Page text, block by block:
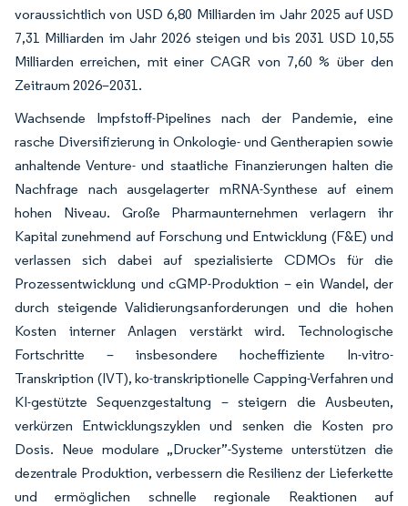
voraussichtlich von USD 6,80 Milliarden im Jahr 2025 auf USD
7,31 Milliarden im Jahr 2026 steigen und bis 2031 USD 10,55
Milliarden erreichen, mit einer CAGR von 7,60 % über den
Zeitraum 2026–2031.
Wachsende Impfstoff-Pipelines nach der Pandemie, eine
rasche Diversifizierung in Onkologie- und Gentherapien sowie
anhaltende Venture- und staatliche Finanzierungen halten die
Nachfrage nach ausgelagerter mRNA-Synthese auf einem
hohen Niveau. Große Pharmaunternehmen verlagern ihr
Kapital zunehmend auf Forschung und Entwicklung (F&E) und
verlassen sich dabei auf spezialisierte CDMOs für die
Prozessentwicklung und cGMP-Produktion – ein Wandel, der
durch steigende Validierungsanforderungen und die hohen
Kosten interner Anlagen verstärkt wird. Technologische
Fortschritte – insbesondere hocheffiziente In-vitro-
Transkription (IVT), ko-transkriptionelle Capping-Verfahren und
KI-gestützte Sequenzgestaltung – steigern die Ausbeuten,
verkürzen Entwicklungszyklen und senken die Kosten pro
Dosis. Neue modulare „Drucker”-Systeme unterstützen die
dezentrale Produktion, verbessern die Resilienz der Lieferkette
und ermöglichen schnelle regionale Reaktionen auf